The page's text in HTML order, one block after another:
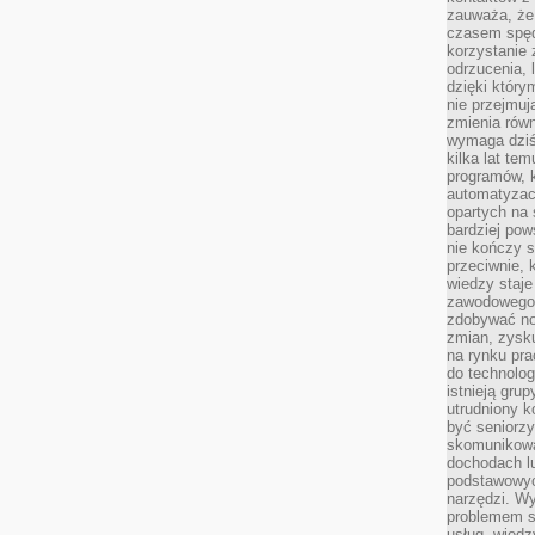
zauważa,
czasem
korzystanie
odrzucenia,
dzięki
nie
zmienia
wymaga
kilka lat
programów,
opartych na
bardziej
nie kończy
przeciwnie,
wiedzy
zdobywać
zmian,
na rynku
do
istnieją
utrudniony
być
dochodach
narzędzi.
problemem